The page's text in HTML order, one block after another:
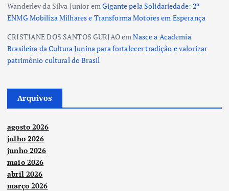
Wanderley da Silva JunioremGigante pela Solidariedade: 2º
ENMG Mobiliza Milhares e Transforma Motores em Esperança
CRISTIANE DOS SANTOS GURJAOemNasce a Academia
Brasileira da Cultura Junina para fortalecer tradição e valorizar
patrimônio cultural do Brasil
Arquivos
agosto 2026
julho 2026
junho 2026
maio 2026
abril 2026
março 2026